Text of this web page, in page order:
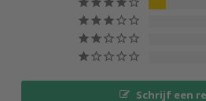
Schrijf een